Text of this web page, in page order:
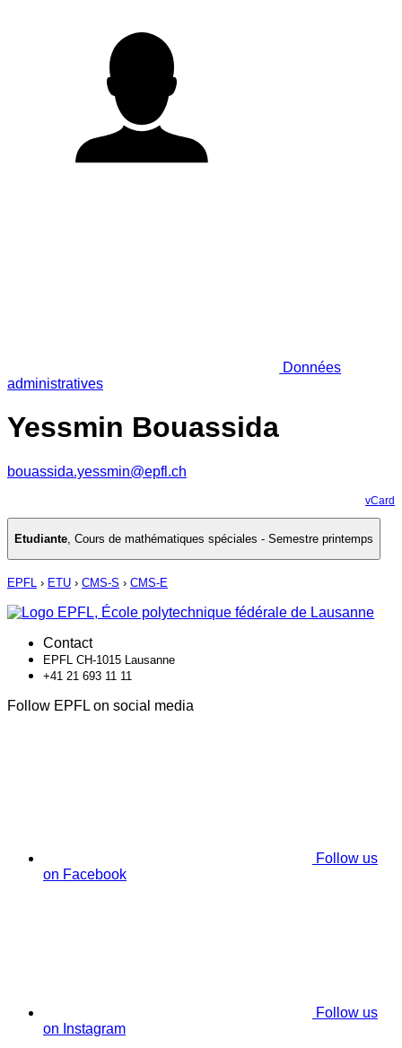
Données
administratives
Yessmin Bouassida
bouassida.yessmin@epfl.ch
vCard
Etudiante, Cours de mathématiques spéciales - Semestre printemps
EPFL › ETU › CMS-S › CMS-E
Contact
EPFL CH-1015 Lausanne
+41 21 693 11 11
Follow EPFL on social media
Follow us
on Facebook
Follow us
on Instagram